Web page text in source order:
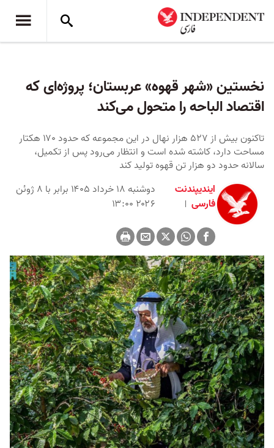
نخستین «شهر قهوه» عربستان؛ پروژه‌ای که
اقتصاد الباحه را متحول می‌کند
تاکنون بیش از ۵۲۷ هزار نهال در این مجموعه که حدود ۱۷۰ هکتار
مساحت دارد، کاشته شده است و انتظار می‌رود پس از تکمیل،
سالانه حدود دو هزار تن قهوه تولید کند
ایندیپندنت
فارسی
دوشنبه ۱۸ خرداد ۱۴۰۵ برابر با ۸ ژوئن
۲۰۲۶ ۱۳:۰۰